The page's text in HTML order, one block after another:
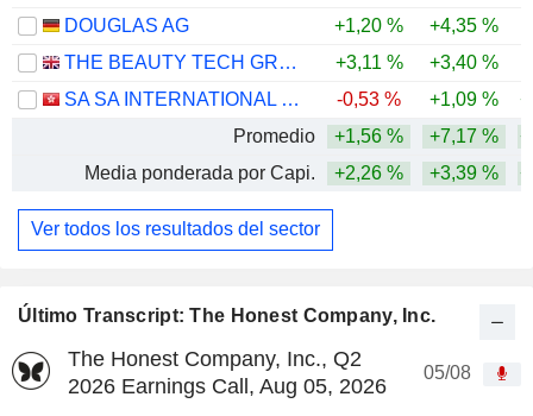
Último Transcript: The Honest Company, Inc.
The Honest Company, Inc., Q2
2026 Earnings Call, Aug 05, 2026
05/08
DOUGLAS AG
+1,20 % +4,35 %
THE BEAUTY TECH GROUP PLC
+3,11 %
+3,40 %
SA SA INTERNATIONAL HOLDINGS LIMITED
-0,53 % +1,09 %
Promedio
+1,56 % +7,17 %
Media ponderada por Capi.
+2,26 % +3,39 %
Ver todos los resultados del sector